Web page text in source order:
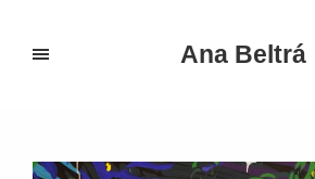
Ana Beltrá